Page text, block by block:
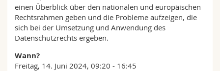
einen Überblick über den nationalen und europäischen
Rechtsrahmen geben und die Probleme aufzeigen, die
sich bei der Umsetzung und Anwendung des
Datenschutzrechts ergeben.
Wann?
Freitag, 14. Juni 2024, 09:20 - 16:45